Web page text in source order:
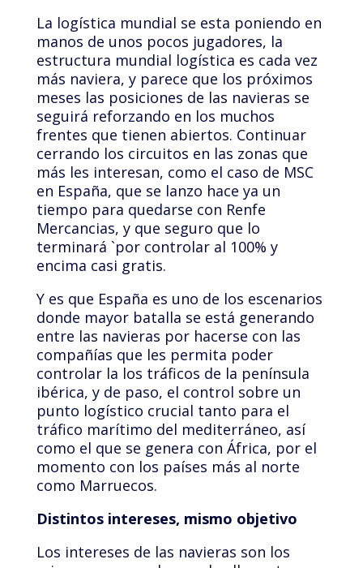
La logística mundial se esta poniendo en
manos de unos pocos jugadores, la
estructura mundial logística es cada vez
más naviera, y parece que los próximos
meses las posiciones de las navieras se
seguirá reforzando en los muchos
frentes que tienen abiertos. Continuar
cerrando los circuitos en las zonas que
más les interesan, como el caso de MSC
en España, que se lanzo hace ya un
tiempo para quedarse con Renfe
Mercancias, y que seguro que lo
terminará `por controlar al 100% y
encima casi gratis.
Y es que España es uno de los escenarios
donde mayor batalla se está generando
entre las navieras por hacerse con las
compañías que les permita poder
controlar la los tráficos de la península
ibérica, y de paso, el control sobre un
punto logístico crucial tanto para el
tráfico marítimo del mediterráneo, así
como el que se genera con África, por el
momento con los países más al norte
como Marruecos.
Distintos intereses, mismo objetivo
Los intereses de las navieras son los